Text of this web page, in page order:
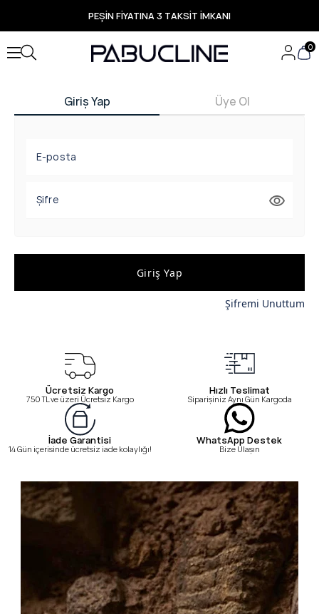
PEŞİN FİYATINA 3 TAKSİT İMKANI
TÜM ÜRÜNLERDE ÜCRETSİZ KARGO
Yeni Sezon Ürünlerde Özel Fırsatlar
Seçili Ürünlerde Hızlı Teslimat
0
Giriş Yap Üye Ol
E-posta
Şifre
Giriş Yap
Şifremi Unuttum
Ücretsiz Kargo
750 TL ve üzeri Ücretsiz Kargo
Hızlı Teslimat
Siparişiniz Aynı Gün Kargoda
İade Garantisi
14 Gün içerisinde ücretsiz iade kolaylığı!
WhatsApp Destek
Bize Ulaşın